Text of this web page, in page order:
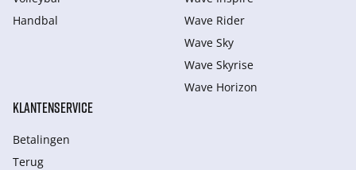
Handbal
Wave Rider
Wave Sky
Wave Skyrise
Wave Horizon
KLANTENSERVICE
Betalingen
Terug